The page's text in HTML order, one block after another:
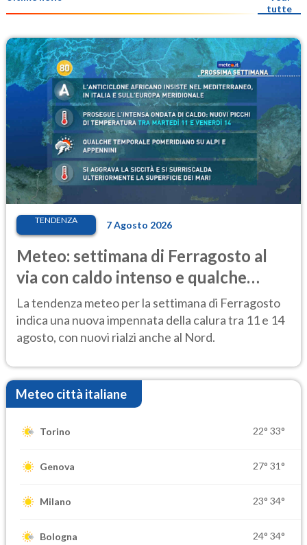
tutte
TENDENZA 7 Agosto 2026
Meteo: settimana di Ferragosto al
via con caldo intenso e qualche
temporale
La tendenza meteo per la settimana di Ferragosto
indica una nuova impennata della calura tra 11 e 14
agosto, con nuovi rialzi anche al Nord.
Meteo città italiane
Torino 22° 33°
Genova 27° 31°
Milano 23° 34°
Bologna 24° 34°